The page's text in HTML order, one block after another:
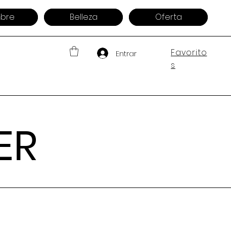
Belleza Oferta
Entrar
Favorito
s